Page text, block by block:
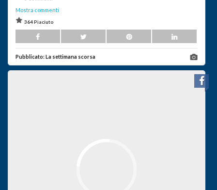
Mostra commenti
364 Piaciuto
Pubblicato:La settimana scorsa